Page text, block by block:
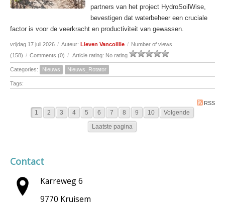
partners van het project HydroSoilWise,
bevestigen dat waterbeheer een cruciale
factor is voor de veerkracht en productiviteit van gewassen.
vrijdag 17 juli 2026 / Auteur: Lieven Vancoillie / Number of views
(158) / Comments (0) / Article rating: No rating
Categories: Nieuws Nieuws_Rotator
Tags:
RSS
1 2 3 4 5 6 7 8 9 10
Volgende
Laatste pagina
Contact
Karreweg 6
9770 Kruisem